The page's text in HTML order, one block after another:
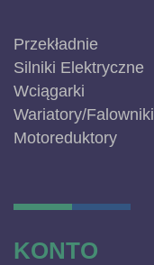
Przekładnie
Silniki Elektryczne
Wciągarki
Wariatory/Falowniki
Motoreduktory
KONTO